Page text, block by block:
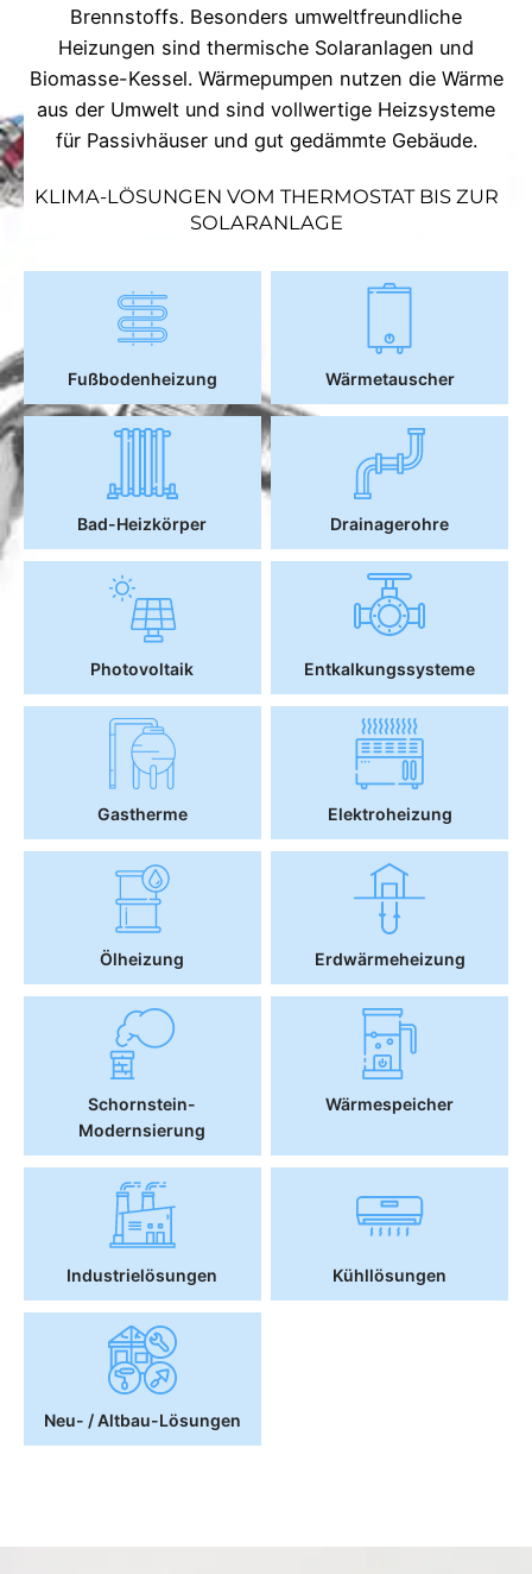
Brennstoffs. Besonders umweltfreundliche
Heizungen sind thermische Solaranlagen und
Biomasse-Kessel. Wärmepumpen nutzen die Wärme
aus der Umwelt und sind vollwertige Heizsysteme
für Passivhäuser und gut gedämmte Gebäude.
KLIMA-LÖSUNGEN VOM THERMOSTAT BIS ZUR
SOLARANLAGE
Fußbodenheizung Wärmetauscher
Bad-Heizkörper Drainagerohre
Photovoltaik Entkalkungssysteme
Gastherme Elektroheizung
Ölheizung Erdwärmeheizung
Schornstein-
Modernsierung
Wärmespeicher
Industrielösungen Kühllösungen
Neu- / Altbau-Lösungen